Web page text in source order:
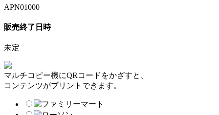
APN01000
販売終了日時
未定
マルチコピー機にQRコードをかざすと、
コンテンツがプリントできます。